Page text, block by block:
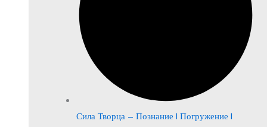
Сила Творца – Познание | Погружение |